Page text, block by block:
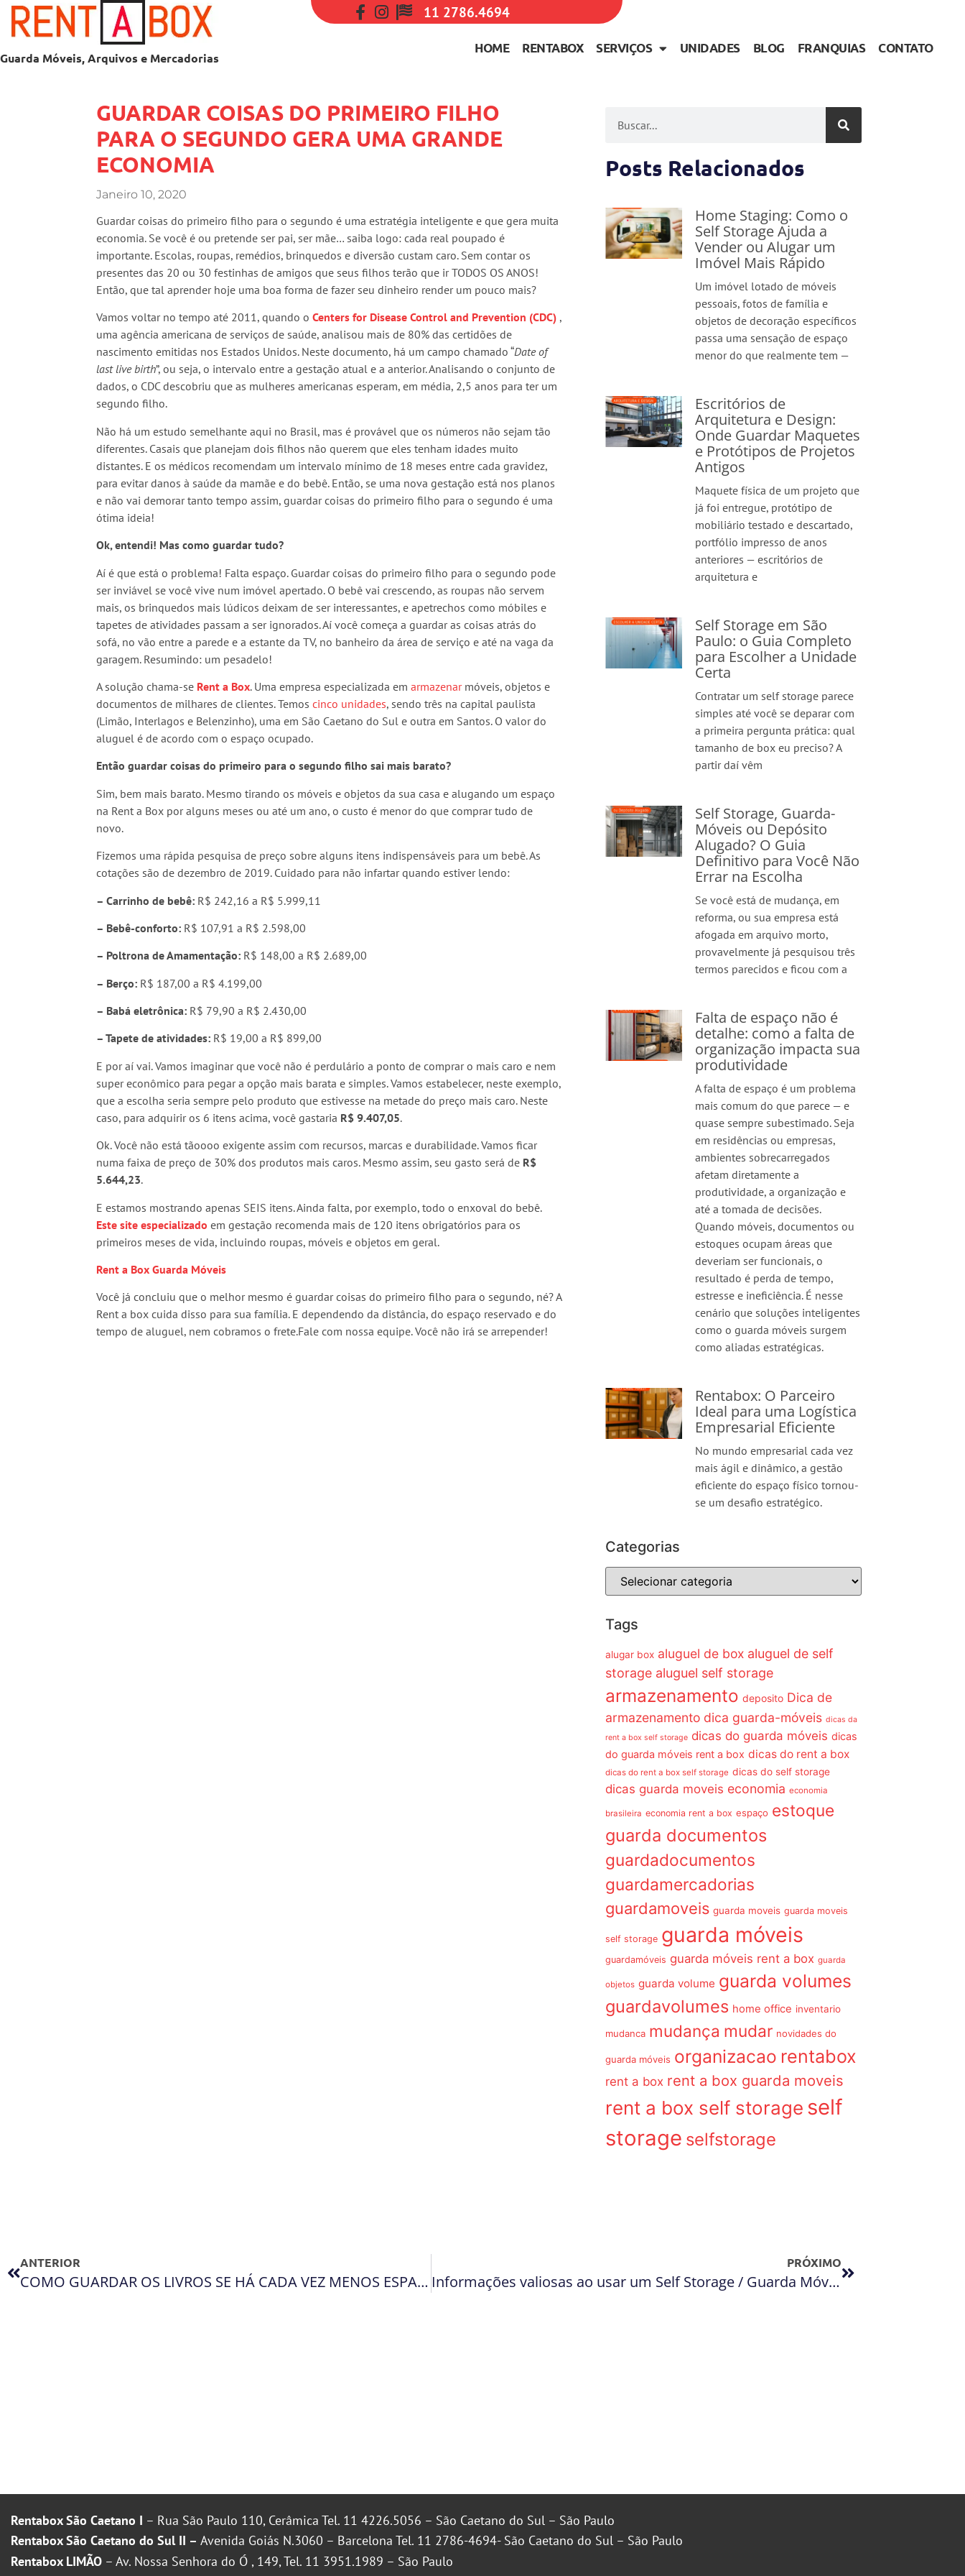
11 2786.4694
Guarda Móveis, Arquivos e Mercadorias
HOME RENTABOX SERVIÇOS UNIDADES BLOG FRANQUIAS CONTATO
GUARDAR COISAS DO PRIMEIRO FILHO
PARA O SEGUNDO GERA UMA GRANDE
ECONOMIA
Janeiro 10, 2020
Guardar coisas do primeiro filho para o segundo é uma estratégia inteligente e que gera muita
economia. Se você é ou pretende ser pai, ser mãe… saiba logo: cada real poupado é
importante. Escolas, roupas, remédios, brinquedos e diversão custam caro. Sem contar os
presentes das 20 ou 30 festinhas de amigos que seus filhos terão que ir TODOS OS ANOS!
Então, que tal aprender hoje uma boa forma de fazer seu dinheiro render um pouco mais?
Vamos voltar no tempo até 2011, quando oCenters for Disease Control and Prevention (CDC) ,
uma agência americana de serviços de saúde, analisou mais de 80% das certidões de
nascimento emitidas nos Estados Unidos. Neste documento, há um campo chamado “Date of
last live birth”, ou seja, o intervalo entre a gestação atual e a anterior. Analisando o conjunto de
dados, o CDC descobriu que as mulheres americanas esperam, em média, 2,5 anos para ter um
segundo filho.
Não há um estudo semelhante aqui no Brasil, mas é provável que os números não sejam tão
diferentes. Casais que planejam dois filhos não querem que eles tenham idades muito
distantes. E os médicos recomendam um intervalo mínimo de 18 meses entre cada gravidez,
para evitar danos à saúde da mamãe e do bebê. Então, se uma nova gestação está nos planos
e não vai demorar tanto tempo assim, guardar coisas do primeiro filho para o segundo é uma
ótima ideia!
Ok, entendi! Mas como guardar tudo?
Aí é que está o problema! Falta espaço. Guardar coisas do primeiro filho para o segundo pode
ser inviável se você vive num imóvel apertado. O bebê vai crescendo, as roupas não servem
mais, os brinquedos mais lúdicos deixam de ser interessantes, e apetrechos como móbiles e
tapetes de atividades passam a ser ignorados. Aí você começa a guardar as coisas atrás do
sofá, no vão entre a parede e a estante da TV, no banheiro da área de serviço e até na vaga da
garagem. Resumindo: um pesadelo!
A solução chama-se Rent a Box. Uma empresa especializada emarmazenarmóveis, objetos e
documentos de milhares de clientes. Temoscinco unidades, sendo três na capital paulista
(Limão, Interlagos e Belenzinho), uma em São Caetano do Sul e outra em Santos. O valor do
aluguel é de acordo com o espaço ocupado.
Então guardar coisas do primeiro para o segundo filho sai mais barato?
Sim, bem mais barato. Mesmo tirando os móveis e objetos da sua casa e alugando um espaço
na Rent a Box por alguns meses ou até um ano, o custo é menor do que comprar tudo de
novo.
Fizemos uma rápida pesquisa de preço sobre alguns itens indispensáveis para um bebê. As
cotações são de dezembro de 2019. Cuidado para não infartar quando estiver lendo:
– Carrinho de bebê: R$ 242,16 a R$ 5.999,11
– Bebê-conforto: R$ 107,91 a R$ 2.598,00
– Poltrona de Amamentação: R$ 148,00 a R$ 2.689,00
– Berço: R$ 187,00 a R$ 4.199,00
– Babá eletrônica: R$ 79,90 a R$ 2.430,00
– Tapete de atividades: R$ 19,00 a R$ 899,00
E por aí vai. Vamos imaginar que você não é perdulário a ponto de comprar o mais caro e nem
super econômico para pegar a opção mais barata e simples. Vamos estabelecer, neste exemplo,
que a escolha seria sempre pelo produto que estivesse na metade do preço mais caro. Neste
caso, para adquirir os 6 itens acima, você gastaria R$ 9.407,05.
Ok. Você não está tãoooo exigente assim com recursos, marcas e durabilidade. Vamos ficar
numa faixa de preço de 30% dos produtos mais caros. Mesmo assim, seu gasto será de R$
5.644,23.
E estamos mostrando apenas SEIS itens. Ainda falta, por exemplo, todo o enxoval do bebê.
Este site especializado em gestação recomenda mais de 120 itens obrigatórios para os
primeiros meses de vida, incluindo roupas, móveis e objetos em geral.
Rent a Box Guarda Móveis
Você já concluiu que o melhor mesmo é guardar coisas do primeiro filho para o segundo, né? A
Rent a box cuida disso para sua família. E dependendo da distância, do espaço reservado e do
tempo de aluguel, nem cobramos o frete.Fale com nossa equipe. Você não irá se arrepender!
Posts Relacionados
Home Staging: Como o
Self Storage Ajuda a
Vender ou Alugar um
Imóvel Mais Rápido
Um imóvel lotado de móveis
pessoais, fotos de família e
objetos de decoração específicos
passa uma sensação de espaço
menor do que realmente tem —
Escritórios de
Arquitetura e Design:
Onde Guardar Maquetes
e Protótipos de Projetos
Antigos
Maquete física de um projeto que
já foi entregue, protótipo de
mobiliário testado e descartado,
portfólio impresso de anos
anteriores — escritórios de
arquitetura e
Self Storage em São
Paulo: o Guia Completo
para Escolher a Unidade
Certa
Contratar um self storage parece
simples até você se deparar com
a primeira pergunta prática: qual
tamanho de box eu preciso? A
partir daí vêm
Self Storage, Guarda-
Móveis ou Depósito
Alugado? O Guia
Definitivo para Você Não
Errar na Escolha
Se você está de mudança, em
reforma, ou sua empresa está
afogada em arquivo morto,
provavelmente já pesquisou três
termos parecidos e ficou com a
Falta de espaço não é
detalhe: como a falta de
organização impacta sua
produtividade
A falta de espaço é um problema
mais comum do que parece — e
quase sempre subestimado. Seja
em residências ou empresas,
ambientes sobrecarregados
afetam diretamente a
produtividade, a organização e
até a tomada de decisões.
Quando móveis, documentos ou
estoques ocupam áreas que
deveriam ser funcionais, o
resultado é perda de tempo,
estresse e ineficiência. É nesse
cenário que soluções inteligentes
como o guarda móveis surgem
como aliadas estratégicas.
Rentabox: O Parceiro
Ideal para uma Logística
Empresarial Eficiente
No mundo empresarial cada vez
mais ágil e dinâmico, a gestão
eficiente do espaço físico tornou-
se um desafio estratégico.
Categorias
Tags
alugar box aluguel de box aluguel de self
storage aluguel self storage
armazenamento deposito Dica de
armazenamento dica guarda-móveis dicas da
rent a box self storage dicas do guarda móveis dicas
do guarda móveis rent a box dicas do rent a box
dicas do rent a box self storage dicas do self storage
dicas guarda moveis economia economia
brasileira economia rent a box espaço estoque
guarda documentos
guardadocumentos
guardamercadorias
guardamoveis guarda moveis guarda moveis
self storage guarda móveis
guardamóveis guarda móveis rent a box guarda
objetos guarda volume guarda volumes
guardavolumes home office inventario
mudanca mudança mudar novidades do
guarda móveis organizacao rentabox
rent a box rent a box guarda moveis
rent a box self storage self
storage selfstorage
ANTERIOR
COMO GUARDAR OS LIVROS SE HÁ CADA VEZ MENOS ESPAÇO?
PRÓXIMO
Informações valiosas ao usar um Self Storage / Guarda Móveis
Rentabox São Caetano I – Rua São Paulo 110, Cerâmica Tel. 11 4226.5056 – São Caetano do Sul – São Paulo
Rentabox São Caetano do Sul II – Avenida Goiás N.3060 – Barcelona Tel. 11 2786-4694- São Caetano do Sul – São Paulo
Rentabox LIMÃO – Av. Nossa Senhora do Ó , 149, Tel. 11 3951.1989 – São Paulo